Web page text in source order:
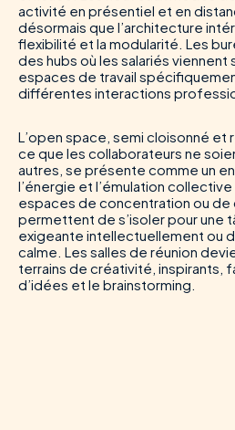
activité en présentiel et en
désormais que l’architecture
flexibilité et la modularité. Les
des hubs où les salariés viennent
espaces de travail
différentes interactions
L’open space, semi cloisonné et
ce que les collaborateurs ne
autres, se présente comme un
l’énergie et l’émulation
espaces de concentration ou
permettent de s’isoler pour une
exigeante intellectuellement ou
calme. Les salles de réunion
terrains de créativité, inspirants,
d’idées et le brainstorming.